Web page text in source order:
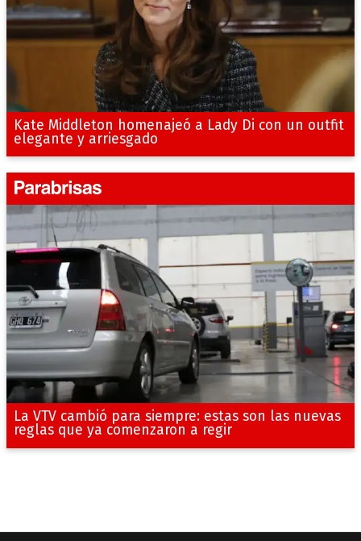
Kate Middleton homenajeó a Lady Di con un outfit
elegante y arriesgado
La VTV cambió para siempre: estas son las nuevas
reglas que ya comenzaron a regir